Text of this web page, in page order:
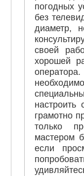
погодных
без
диаметр,
своей
хорошей
грамотно
только
мастером
если